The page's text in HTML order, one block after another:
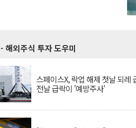
- 해외주식 투자 도우미
스페이스X, 락업 해제 첫날 되레
전날 급락이 '예방주사'